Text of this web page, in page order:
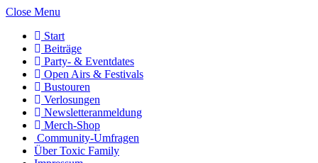
Close Menu
Start
Beiträge
Party- & Eventdates
Open Airs & Festivals
Bustouren
Verlosungen
Newsletteranmeldung
Merch-Shop
Community-Umfragen
Über Toxic Family